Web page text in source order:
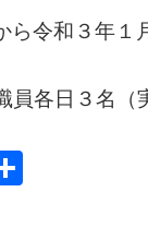
令和３年１
各日３名（
共